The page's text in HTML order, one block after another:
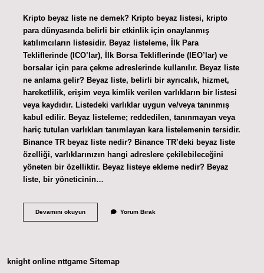
Kripto beyaz liste ne demek? Kripto beyaz listesi, kripto
para dünyasında belirli bir etkinlik için onaylanmış
katılımcıların listesidir. Beyaz listeleme, İlk Para
Tekliflerinde (ICO’lar), İlk Borsa Tekliflerinde (IEO’lar) ve
borsalar için para çekme adreslerinde kullanılır. Beyaz liste
ne anlama gelir? Beyaz liste, belirli bir ayrıcalık, hizmet,
hareketlilik, erişim veya kimlik verilen varlıkların bir listesi
veya kaydıdır. Listedeki varlıklar uygun ve/veya tanınmış
kabul edilir. Beyaz listeleme; reddedilen, tanınmayan veya
hariç tutulan varlıkları tanımlayan kara listelemenin tersidir.
Binance TR beyaz liste nedir? Binance TR’deki beyaz liste
özelliği, varlıklarınızın hangi adreslere çekilebileceğini
yöneten bir özelliktir. Beyaz listeye ekleme nedir? Beyaz
liste, bir yöneticinin…
Devamını okuyunCoin
Yorum Bırak
knight online nttgame Sitemap